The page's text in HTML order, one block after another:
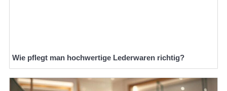
Wie pflegt man hochwertige Lederwaren richtig?